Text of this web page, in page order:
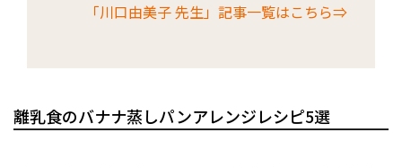
「川口由美子 先生」記事一覧はこちら⇒
離乳食のバナナ蒸しパンアレンジレシピ5選